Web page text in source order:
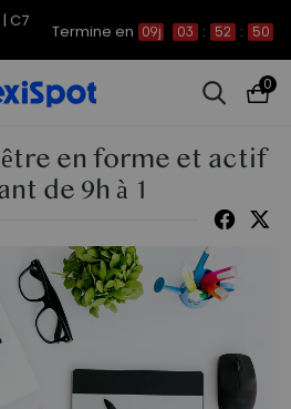
C7
Termine en 09j 03 : 52 : 49
0
en forme et actif
de 9h à 1